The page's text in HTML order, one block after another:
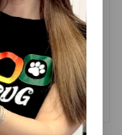
Almaq